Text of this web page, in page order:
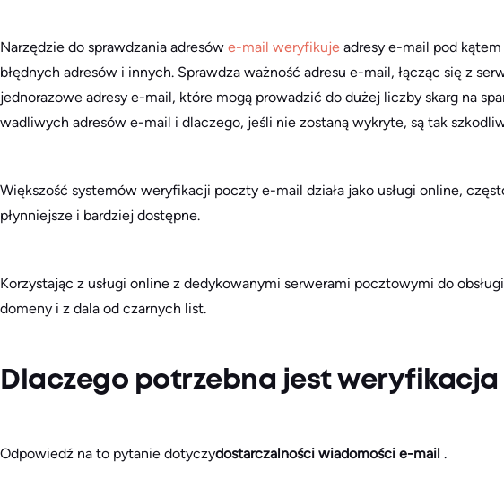
Narzędzie do sprawdzania adresów e-mail weryfikuje adresy e-mail pod
błędnych adresów i innych. Sprawdza ważność adresu e-mail, łącząc się z
jednorazowe adresy e-mail, które mogą prowadzić do dużej liczby skarg na
wadliwych adresów e-mail i dlaczego, jeśli nie zostaną wykryte, są tak
Większość systemów weryfikacji poczty e-mail działa jako usługi online,
płynniejsze i bardziej dostępne.
Korzystając z usługi online z dedykowanymi serwerami pocztowymi do
domeny i z dala od czarnych list.
Dlaczego potrzebna jest
Odpowiedź na to pytanie dotyczydostarczalności wiadomości e-mail .